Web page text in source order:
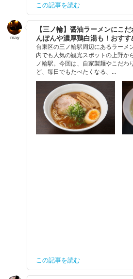
この記事を読む
may
【三ノ輪】醤油ラーメンにこ
んぽんや濃厚鶏白湯も！おす
台東区の三ノ輪駅周辺にあるラーメ
内でも人気の観光スポットの上野か
ノ輪駅。今回は、自家製麺やこだわ
ど、毎日でもたべたくなる、...
この記事を読む